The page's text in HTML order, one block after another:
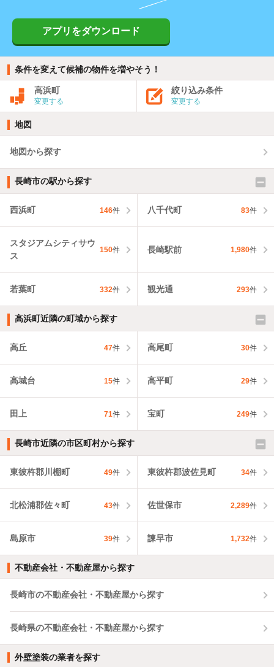
アプリをダウンロード
条件を変えて候補の物件を増やそう！
高浜町
変更する
絞り込み条件
変更する
地図
地図から探す
長崎市の駅から探す
西浜町 146件 八千代町 83件
スタジアムシティサウ
ス
150件 長崎駅前 1,980件
若葉町 332件 観光通 293件
高浜町近隣の町域から探す
高丘 47件 高尾町 30件
高城台 15件 高平町 29件
田上 71件 宝町 249件
長崎市近隣の市区町村から探す
東彼杵郡川棚町 49件 東彼杵郡波佐見町 34件
北松浦郡佐々町 43件 佐世保市 2,289件
島原市 39件 諫早市 1,732件
不動産会社・不動産屋から探す
長崎市の不動産会社・不動産屋から探す
長崎県の不動産会社・不動産屋から探す
外壁塗装の業者を探す